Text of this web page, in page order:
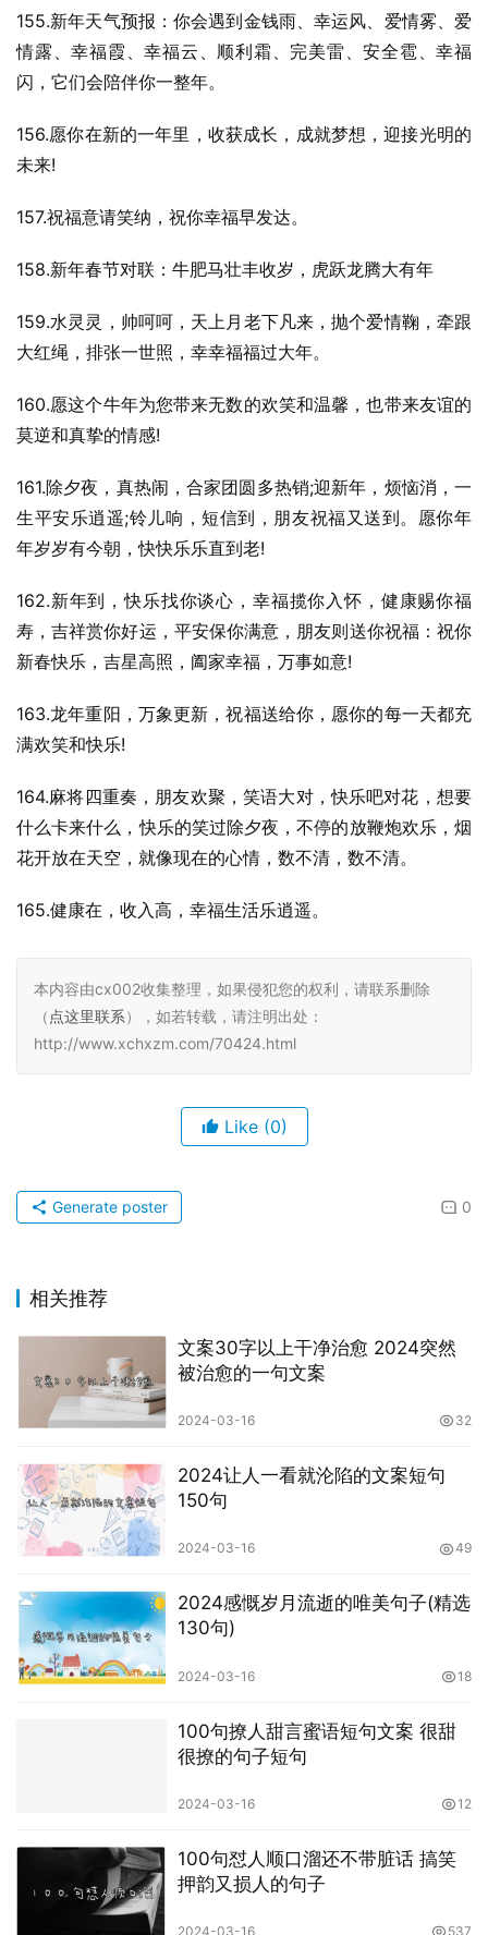
155.新年天气预报：你会遇到金钱雨、幸运风、爱情雾、爱
情露、幸福霞、幸福云、顺利霜、完美雷、安全雹、幸福
闪，它们会陪伴你一整年。
156.愿你在新的一年里，收获成长，成就梦想，迎接光明的
未来!
157.祝福意请笑纳，祝你幸福早发达。
158.新年春节对联：牛肥马壮丰收岁，虎跃龙腾大有年
159.水灵灵，帅呵呵，天上月老下凡来，抛个爱情鞠，牵跟
大红绳，排张一世照，幸幸福福过大年。
160.愿这个牛年为您带来无数的欢笑和温馨，也带来友谊的
莫逆和真挚的情感!
161.除夕夜，真热闹，合家团圆多热销;迎新年，烦恼消，一
生平安乐逍遥;铃儿响，短信到，朋友祝福又送到。愿你年
年岁岁有今朝，快快乐乐直到老!
162.新年到，快乐找你谈心，幸福揽你入怀，健康赐你福
寿，吉祥赏你好运，平安保你满意，朋友则送你祝福：祝你
新春快乐，吉星高照，阖家幸福，万事如意!
163.龙年重阳，万象更新，祝福送给你，愿你的每一天都充
满欢笑和快乐!
164.麻将四重奏，朋友欢聚，笑语大对，快乐吧对花，想要
什么卡来什么，快乐的笑过除夕夜，不停的放鞭炮欢乐，烟
花开放在天空，就像现在的心情，数不清，数不清。
165.健康在，收入高，幸福生活乐逍遥。
本内容由cx002收集整理，如果侵犯您的权利，请联系删除
（ 点这里联系），如若转载，请注明出处：
http://www.xchxzm.com/70424.html
Like (0)
0
Generate poster
相关推荐
文案30字以上干净治愈 2024突然
被治愈的一句文案
2024-03-16 32
2024让人一看就沦陷的文案短句
150句
2024-03-16 49
2024感慨岁月流逝的唯美句子(精选
130句)
2024-03-16 18
100句撩人甜言蜜语短句文案 很甜
很撩的句子短句
2024-03-16 12
100句怼人顺口溜还不带脏话 搞笑
押韵又损人的句子
2024-03-16 537